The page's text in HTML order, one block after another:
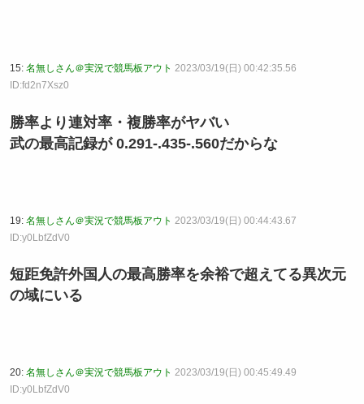
15: 名無しさん＠実況で競馬板アウト 2023/03/19(日) 00:42:35.56
ID:fd2n7Xsz0
勝率より連対率・複勝率がヤバい
武の最高記録が 0.291-.435-.560だからな
19: 名無しさん＠実況で競馬板アウト 2023/03/19(日) 00:44:43.67
ID:y0LbfZdV0
短距免許外国人の最高勝率を余裕で超えてる異次元
の域にいる
20: 名無しさん＠実況で競馬板アウト 2023/03/19(日) 00:45:49.49
ID:y0LbfZdV0